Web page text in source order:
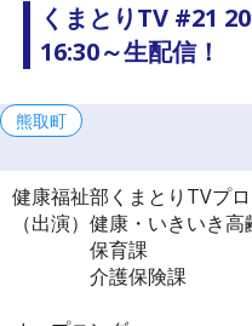
くまとりTV #21
16:30～生配信！
熊取町
健康福祉部くまとりTVプ
（出演）健康・いき
保育課
介護保険